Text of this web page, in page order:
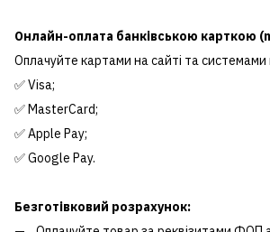
Онлайн-оплата банківською карткою
Оплачуйте картами на сайті та системами
✅ Visa;
✅ MasterCard;
✅ Apple Pay;
✅ Google Pay.
Безготівковий розрахунок: